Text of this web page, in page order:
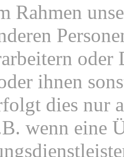
Rahmen
oder
ihnen
dies nur
wenn eine